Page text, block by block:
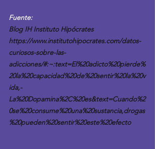
Fuente:
Blog IH Instituto Hipócrates
https://www.institutohipocrates.com/datos-
curiosos-sobre-las-
adicciones/#:~:text=El%20adicto%20pierde%
20la%20capacidad%20de%20sentir%20la%20v
ida,-
La%20Dopamina%2C%20es&text=Cuando%2
0se%20consume%20una%20sustancia,drogas
%20pueden%20sentir%20este%20efecto